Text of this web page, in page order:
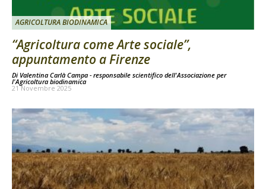
AGRICOLTURA BIODINAMICA
“Agricoltura come Arte sociale”,
appuntamento a Firenze
Di Valentina Carlà Campa - responsabile scientifico dell'Associazione per
l'Agricoltura biodinamica
21 Novembre 2025